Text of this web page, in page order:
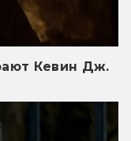
Кевин Дж.